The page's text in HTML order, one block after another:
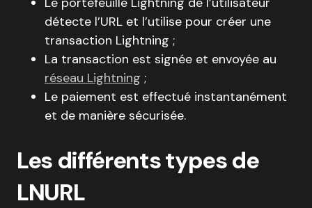
détecte l’URL et l’utilise pour créer une
transaction Lightning ;
La transaction est signée et envoyée au
réseau Lightning ;
Le paiement est effectué instantanément
et de manière sécurisée.
Les différents types de
LNURL